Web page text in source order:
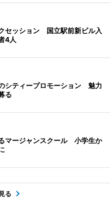
セッション 国立駅前新ビル入
4人
シティープロモーション 魅力
る
マージャンスクール 小学生か
る